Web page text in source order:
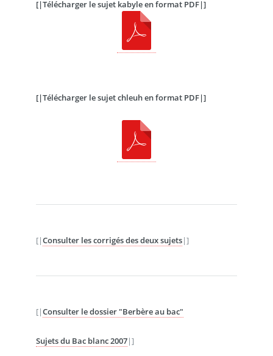
[|Télécharger le sujet kabyle en format PDF|]
[|Télécharger le sujet chleuh en format PDF|]
[|Consulter les corrigés des deux sujets|]
[|Consulter le dossier "Berbère au bac"
Sujets du Bac blanc 2007|]